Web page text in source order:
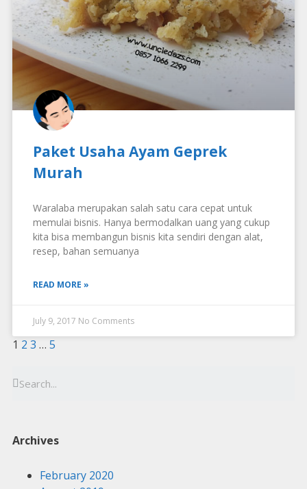
Paket Usaha Ayam Geprek
Murah
Waralaba merupakan salah satu cara cepat untuk
memulai bisnis. Hanya bermodalkan uang yang cukup
kita bisa membangun bisnis kita sendiri dengan alat,
resep, bahan semuanya
READ MORE »
July 9, 2017 No Comments
1 2 3 … 5
Archives
February 2020